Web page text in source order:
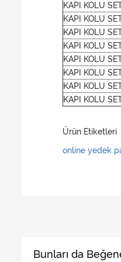
KAPI KOLU
KAPI KOLU
KAPI KOLU
KAPI KOLU
KAPI KOLU
KAPI KOLU
KAPI KOLU
KAPI KOLU
Ürün Etiketleri
online yedek
Bunları da